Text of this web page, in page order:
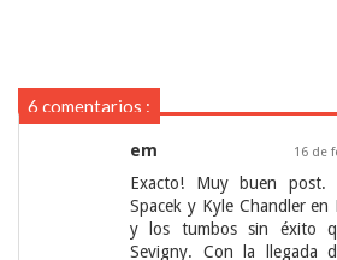
6 comentarios :
em 16 de
Exacto! Muy buen post.
Spacek y Kyle Chandler
y los tumbos sin éxito
Sevigny. Con la llegada